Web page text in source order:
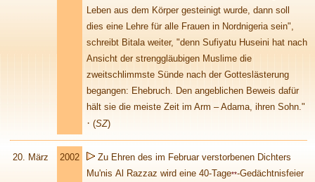
Leben aus dem Körper gesteinigt wurde, dann soll
dies eine Lehre für alle Frauen in Nordnigeria sein",
schreibt Bitala weiter, "denn Sufiyatu Huseini hat nach
Ansicht der strenggläubigen Muslime die
zweitschlimmste Sünde nach der Gotteslästerung
begangen: Ehebruch. Den angeblichen Beweis dafür
hält sie die meiste Zeit im Arm – Adama, ihren Sohn."
· (SZ)
20. März 2002
Zu Ehren des im Februar verstorbenen Dichters
Mu'nis Al Razzaz wird eine 40-Tage**-Gedächtnisfeier